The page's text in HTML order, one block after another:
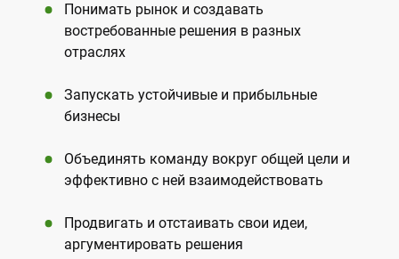
Понимать рынок и создавать
востребованные решения в разных
отраслях
Запускать устойчивые и прибыльные
бизнесы
Объединять команду вокруг общей цели и
эффективно с ней взаимодействовать
Продвигать и отстаивать свои идеи,
аргументировать решения